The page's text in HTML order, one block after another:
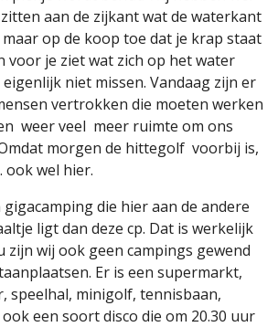
aan de zijkant wat de waterkant
maar op de koop toe dat je krap staat
voor je ziet wat zich op het water
niet missen. Vandaag zijn er
vertrokken die moeten werken
weer veel meer ruimte om ons
morgen de hittegolf voorbij is,
ook wel hier.
die hier aan de andere
ligt dan deze cp. Dat is werkelijk
zijn wij ook geen campings gewend
Er is een supermarkt,
speelhal, minigolf, tennisbaan,
een soort disco die om 20.30 uur